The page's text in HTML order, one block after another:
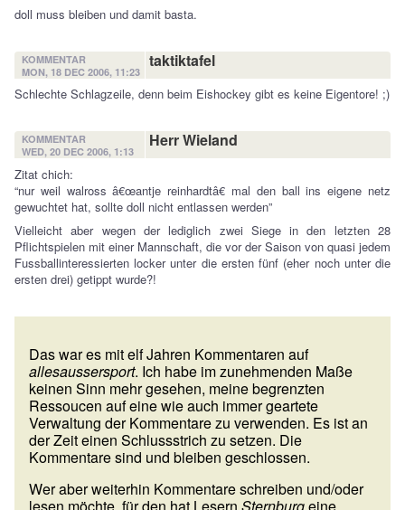
doll muss bleiben und damit basta.
KOMMENTAR
MON, 18 DEC 2006, 11:23
taktiktafel
Schlechte Schlagzeile, denn beim Eishockey gibt es keine Eigentore! ;)
KOMMENTAR
WED, 20 DEC 2006, 1:13
Herr Wieland
Zitat chich:
“nur weil walross â€œantje reinhardtâ€ mal den ball ins eigene netz
gewuchtet hat, sollte doll nicht entlassen werden”
Vielleicht aber wegen der lediglich zwei Siege in den letzten 28
Pflichtspielen mit einer Mannschaft, die vor der Saison von quasi jedem
Fussballinteressierten locker unter die ersten fünf (eher noch unter die
ersten drei) getippt wurde?!
Das war es mit elf Jahren Kommentaren auf
allesaussersport. Ich habe im zunehmenden Maße
keinen Sinn mehr gesehen, meine begrenzten
Ressoucen auf eine wie auch immer geartete
Verwaltung der Kommentare zu verwenden. Es ist an
der Zeit einen Schlussstrich zu setzen. Die
Kommentare sind und bleiben geschlossen.
Wer aber weiterhin Kommentare schreiben und/oder